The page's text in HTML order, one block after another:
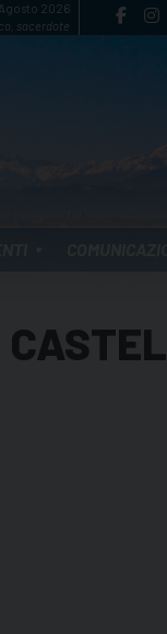
2026
sacerdote